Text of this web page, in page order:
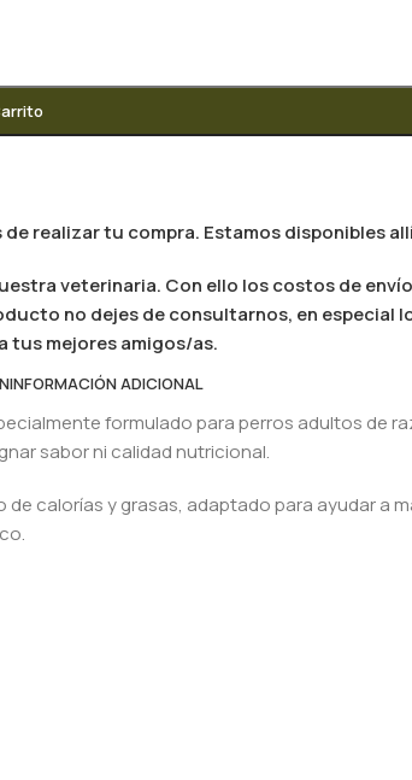
de realizar tu compra. Estamos disponibles
veterinaria. Con ello los costos de
no dejes de consultarnos, en especial
tus mejores amigos/as.
INFORMACIÓN ADICIONAL
formulado para perros adultos de
sabor ni calidad nutricional.
calorías y grasas, adaptado para ayudar a